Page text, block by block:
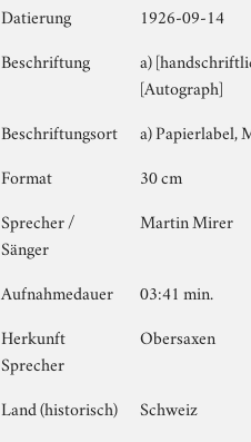
Datierung
1926-09-14
Beschriftung
a)
[Autograph]
Beschriftungsort
a) Papierlabel,
Format
30 cm
Sprecher /
Sänger
Martin Mirer
Aufnahmedauer
03:41 min.
Herkunft
Sprecher
Obersaxen
Land (historisch) Schweiz